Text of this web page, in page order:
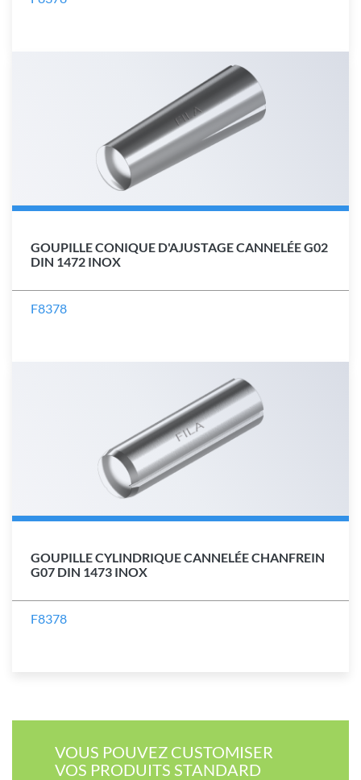
GOUPILLE CONIQUE D'AJUSTAGE CANNELÉE G02
DIN 1472 INOX
F8378
GOUPILLE CYLINDRIQUE CANNELÉE CHANFREIN
G07 DIN 1473 INOX
F8378
VOUS POUVEZ CUSTOMISER​
VOS PRODUITS STANDARD